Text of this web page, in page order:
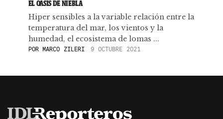
EL OASIS DE NIEBLA
Hiper sensibles a la variable relación entre la
temperatura del mar, los vientos y la
humedad, el ecosistema de lomas ...
PORMARCO ZILERI 9 OCTUBRE 2021